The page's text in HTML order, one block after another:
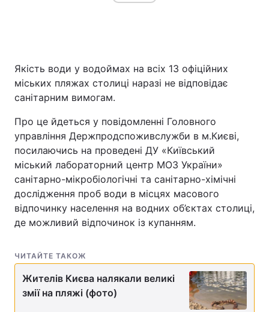
Якість води у водоймах на всіх 13 офіційних
міських пляжах столиці наразі не відповідає
санітарним вимогам.
Про це йдеться у повідомленні Головного
управління Держпродспоживслужби в м.Києві,
посилаючись на проведені ДУ «Київський
міський лабораторний центр МОЗ України»
санітарно-мікробіологічні та санітарно-хімічні
дослідження проб води в місцях масового
відпочинку населення на водних об’єктах столиці,
де можливий відпочинок із купанням.
ЧИТАЙТЕ ТАКОЖ
Жителів Києва налякали великі
змії на пляжі (фото)